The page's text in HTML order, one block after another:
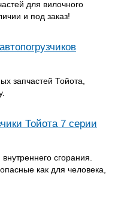
для вилочного
и под заказ!
запчастей Тойота,
Тойота 7 серии
сгорания.
как для человека,